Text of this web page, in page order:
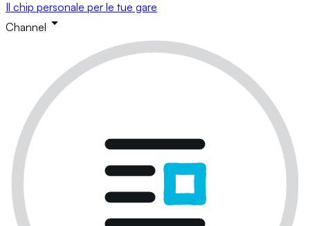
Il chip personale per le tue gare
Channel